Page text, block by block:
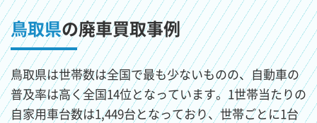
鳥取県の廃車買取事例
鳥取県は世帯数は全国で最も少ないものの、自動車の
普及率は高く全国14位となっています。1世帯当たりの
自家用車台数は1,449台となっており、世帯ごとに1台